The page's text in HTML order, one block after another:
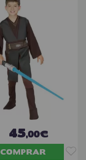
45,00€
COMPRAR